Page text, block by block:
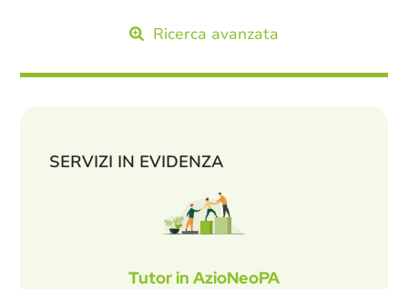
Ricerca avanzata
SERVIZI IN EVIDENZA
Tutor in AzioNeoPA